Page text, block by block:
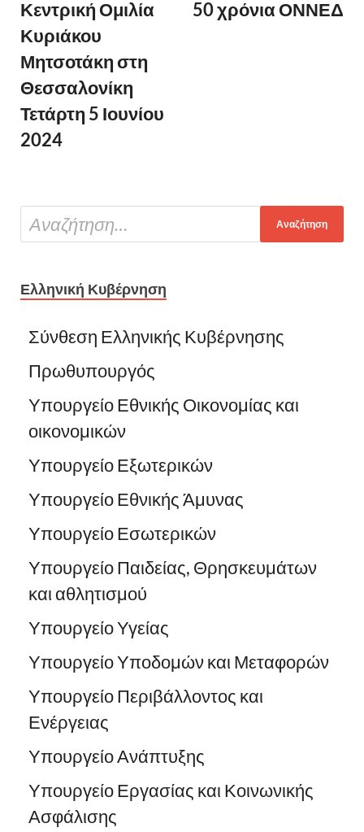
Κεντρική Ομιλία
Κυριάκου
Μητσοτάκη στη
Θεσσαλονίκη
Τετάρτη 5 Ιουνίου
2024
50 χρόνια ΟΝΝΕΔ
Ελληνική Κυβέρνηση
Σύνθεση Ελληνικής Κυβέρνησης
Πρωθυπουργός
Υπουργείο Εθνικής Οικονομίας και
οικονομικών
Υπουργείο Εξωτερικών
Υπουργείο Εθνικής Άμυνας
Υπουργείο Εσωτερικών
Υπουργείο Παιδείας, Θρησκευμάτων
και αθλητισμού
Υπουργείο Υγείας
Υπουργείο Υποδομών και Μεταφορών
Υπουργείο Περιβάλλοντος και
Ενέργειας
Υπουργείο Ανάπτυξης
Υπουργείο Εργασίας και Κοινωνικής
Ασφάλισης